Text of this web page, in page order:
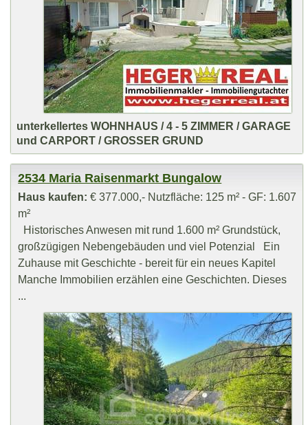
unterkellertes WOHNHAUS / 4 - 5 ZIMMER / GARAGE
und CARPORT / GROSSER GRUND
2534 Maria Raisenmarkt Bungalow
Haus kaufen: € 377.000,- Nutzfläche: 125 m² - GF: 1.607
m²
Historisches Anwesen mit rund 1.600 m² Grundstück,
großzügigen Nebengebäuden und viel Potenzial Ein
Zuhause mit Geschichte - bereit für ein neues Kapitel
Manche Immobilien erzählen eine Geschichten. Dieses
...